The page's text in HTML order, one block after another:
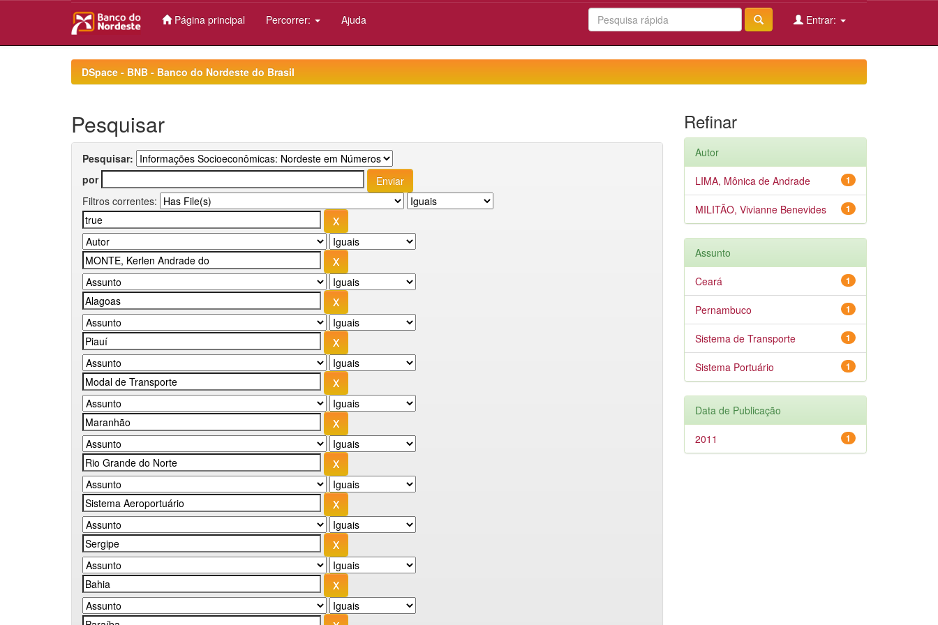
Página principal Percorrer: Ajuda Entrar:
DSpace - BNB - Banco do Nordeste do Brasil
Pesquisar
Pesquisar:
por
Filtros correntes:
Refinar
Autor
1
LIMA, Mônica de Andrade
1
MILITÃO, Vivianne Benevides
Assunto
1
Ceará
1
Pernambuco
1
Sistema de Transporte
1
Sistema Portuário
Data de Publicação
1
2011